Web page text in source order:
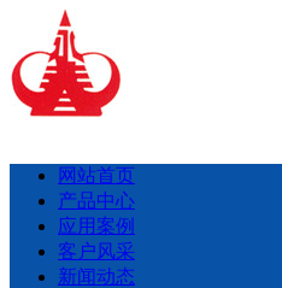
网站首页
产品中心
应用案例
客户风采
新闻动态